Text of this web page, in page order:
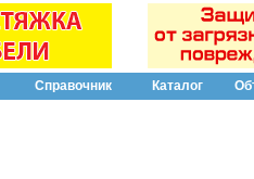
Справочник Каталог